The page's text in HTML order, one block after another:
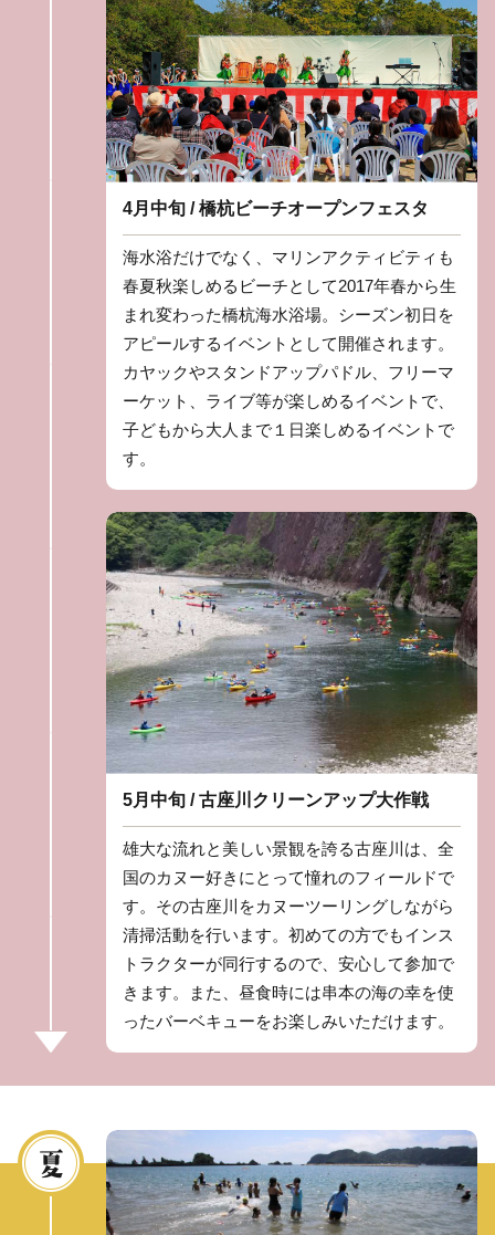
4月中旬 / 橋杭ビーチオープンフェスタ
海水浴だけでなく、マリンアクティビティも
春夏秋楽しめるビーチとして2017年春から生
まれ変わった橋杭海水浴場。シーズン初日を
アピールするイベントとして開催されます。
カヤックやスタンドアップパドル、フリーマ
ーケット、ライブ等が楽しめるイベントで、
子どもから大人まで１日楽しめるイベントで
す。
5月中旬 / 古座川クリーンアップ大作戦
雄大な流れと美しい景観を誇る古座川は、全
国のカヌー好きにとって憧れのフィールドで
す。その古座川をカヌーツーリングしながら
清掃活動を行います。初めての方でもインス
トラクターが同行するので、安心して参加で
きます。また、昼食時には串本の海の幸を使
ったバーベキューをお楽しみいただけます。